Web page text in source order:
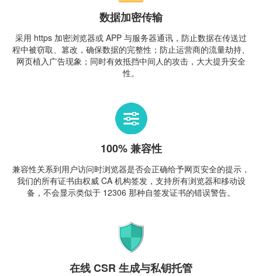
数据加密传输
采用 https 加密浏览器或 APP 与服务器通讯，防止数据在传送过
程中被窃取、篡改，确保数据的完整性；防止运营商的流量劫持、
网页植入广告现象；同时有效抵挡中间人的攻击，大大提升安全
性。
100% 兼容性
兼容性关系到用户访问时浏览器是否会正确给予网页安全的提示，
我们的所有证书由权威 CA 机构签发，支持所有浏览器和移动设
备，不会显示类似于 12306 那种自签发证书的错误警告。
在线 CSR 生成与私钥托管